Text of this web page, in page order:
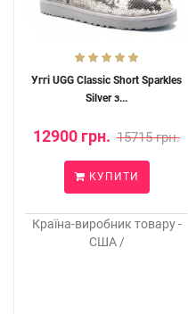
Уггі UGG Classic Short Sparkles
Silver з...
12900 грн. 15715 грн.
КУПИТИ
Країна-виробник товару -
США /